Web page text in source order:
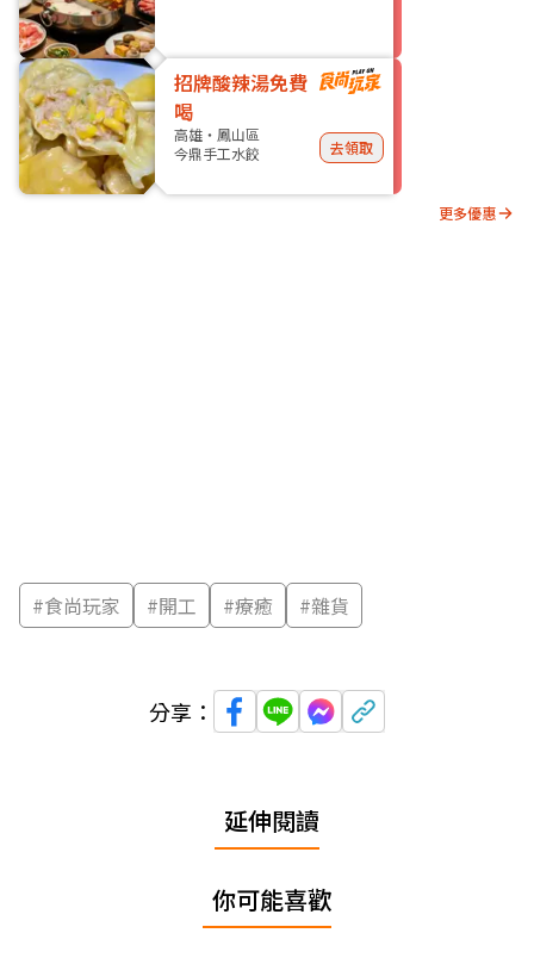
招牌酸辣湯免費
喝
高雄・鳳山區
今鼎手工水餃
去領取
更多優惠
#食尚玩家 #開工 #療癒 #雜貨
分享：
延伸閱讀
你可能喜歡